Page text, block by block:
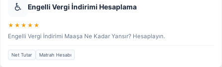
♿ Engelli Vergi İndirimi Hesaplama
★★★★★
Engelli Vergi İndirimi Maaşa Ne Kadar Yansır? Hesaplayın.
Net Tutar Matrah Hesabı